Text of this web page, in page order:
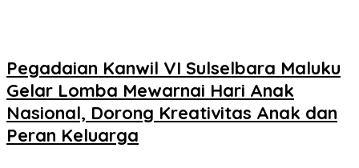
Pegadaian Kanwil VI Sulselbara Maluku
Gelar Lomba Mewarnai Hari Anak
Nasional, Dorong Kreativitas Anak dan
Peran Keluarga